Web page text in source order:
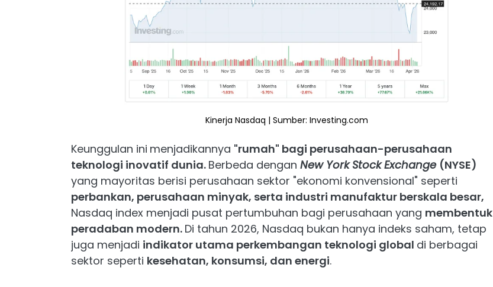
Kinerja Nasdaq | Sumber: Investing.com
Keunggulan ini menjadikannya "rumah" bagi perusahaan-perusahaan
teknologi inovatif dunia. Berbeda dengan New York Stock Exchange (NYSE)
yang mayoritas berisi perusahaan sektor "ekonomi konvensional" seperti
perbankan, perusahaan minyak, serta industri manufaktur berskala besar,
Nasdaq index menjadi pusat pertumbuhan bagi perusahaan yang membentuk
peradaban modern. Di tahun 2026, Nasdaq bukan hanya indeks saham, tetap
juga menjadi indikator utama perkembangan teknologi global di berbagai
sektor seperti kesehatan, konsumsi, dan energi.